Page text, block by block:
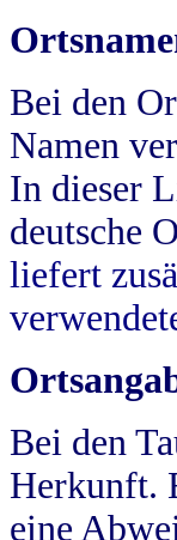
Bei den
Namen
In dieser
deutsche
liefert
Bei den
Herkunft.
eine